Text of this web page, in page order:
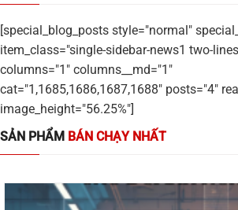
[special_blog_posts style="normal"
item_class="single-sidebar-news1 two-
columns="1" columns__md="1"
cat="1,1685,1686,1687,1688" posts="4"
image_height="56.25%"]
SẢN PHẨM BÁN CHẠY NHẤT